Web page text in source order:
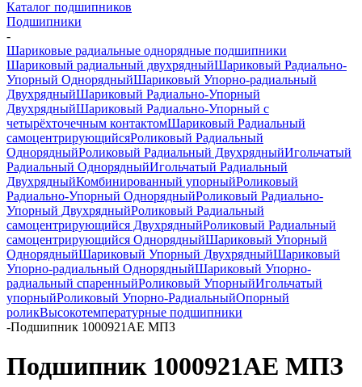
Каталог подшипников
Подшипники
-
Шариковые радиальные однорядные подшипники
Шариковый радиальный двухрядныйШариковый Радиально-
Упорный ОднорядныйШариковый Упорно-радиальный
ДвухрядныйШариковый Радиально-Упорный
ДвухрядныйШариковый Радиально-Упорный с
четырёхточечным контактомШариковый Радиальный
самоцентрирующийсяРоликовый Радиальный
ОднорядныйРоликовый Радиальный ДвухрядныйИгольчатый
Радиальный ОднорядныйИгольчатый Радиальный
ДвухрядныйКомбинированный упорныйРоликовый
Радиально-Упорный ОднорядныйРоликовый Радиально-
Упорный ДвухрядныйРоликовый Радиальный
самоцентрирующийся ДвухрядныйРоликовый Радиальный
самоцентрирующийся ОднорядныйШариковый Упорный
ОднорядныйШариковый Упорный ДвухрядныйШариковый
Упорно-радиальный ОднорядныйШариковый Упорно-
радиальный спаренныйРоликовый УпорныйИгольчатый
упорныйРоликовый Упорно-РадиальныйОпорный
роликВысокотемпературные подшипники
-Подшипник 1000921АЕ МПЗ
Подшипник 1000921АЕ МПЗ